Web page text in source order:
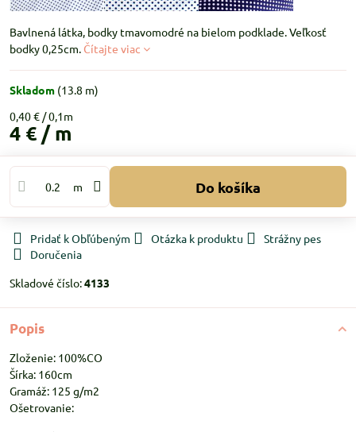
Bavlnená látka, bodky tmavomodré na bielom podklade. Veľkosť
bodky 0,25cm. Čítajte viac
Skladom (13.8 m)
0,40 €
4 € / m
m Do košíka
Pridať k Obľúbeným Otázka k produktu
Strážny pes
Doručenia
Skladové číslo:4133
Popis
Zloženie: 100%CO
Šírka: 160cm
Gramáž: 125 g/m2
Ošetrovanie: